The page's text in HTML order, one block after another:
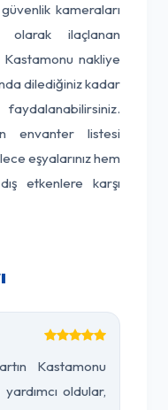
kameraları
ilaçlanan
nakliye
dilediğiniz kadar
envanter listesi
eşyalarınız hem
etkenlere karşı
Kastamonu
oldular,